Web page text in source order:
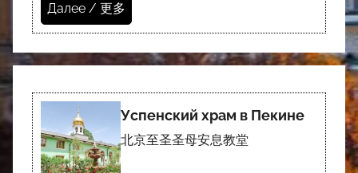
Далее / 更多
Успенский храм в Пекине
北京至圣圣母安息教堂